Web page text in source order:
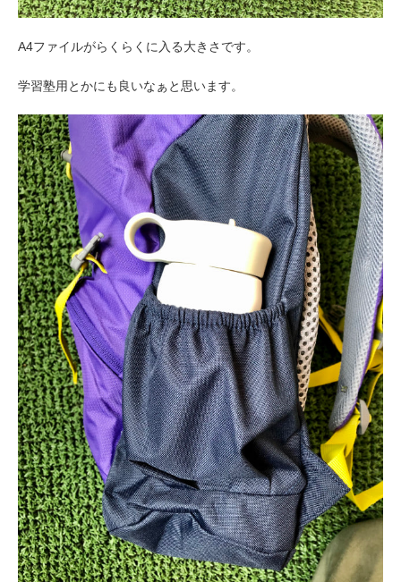
A4ファイルがらくらくに入る大きさです。
学習塾用とかにも良いなぁと思います。